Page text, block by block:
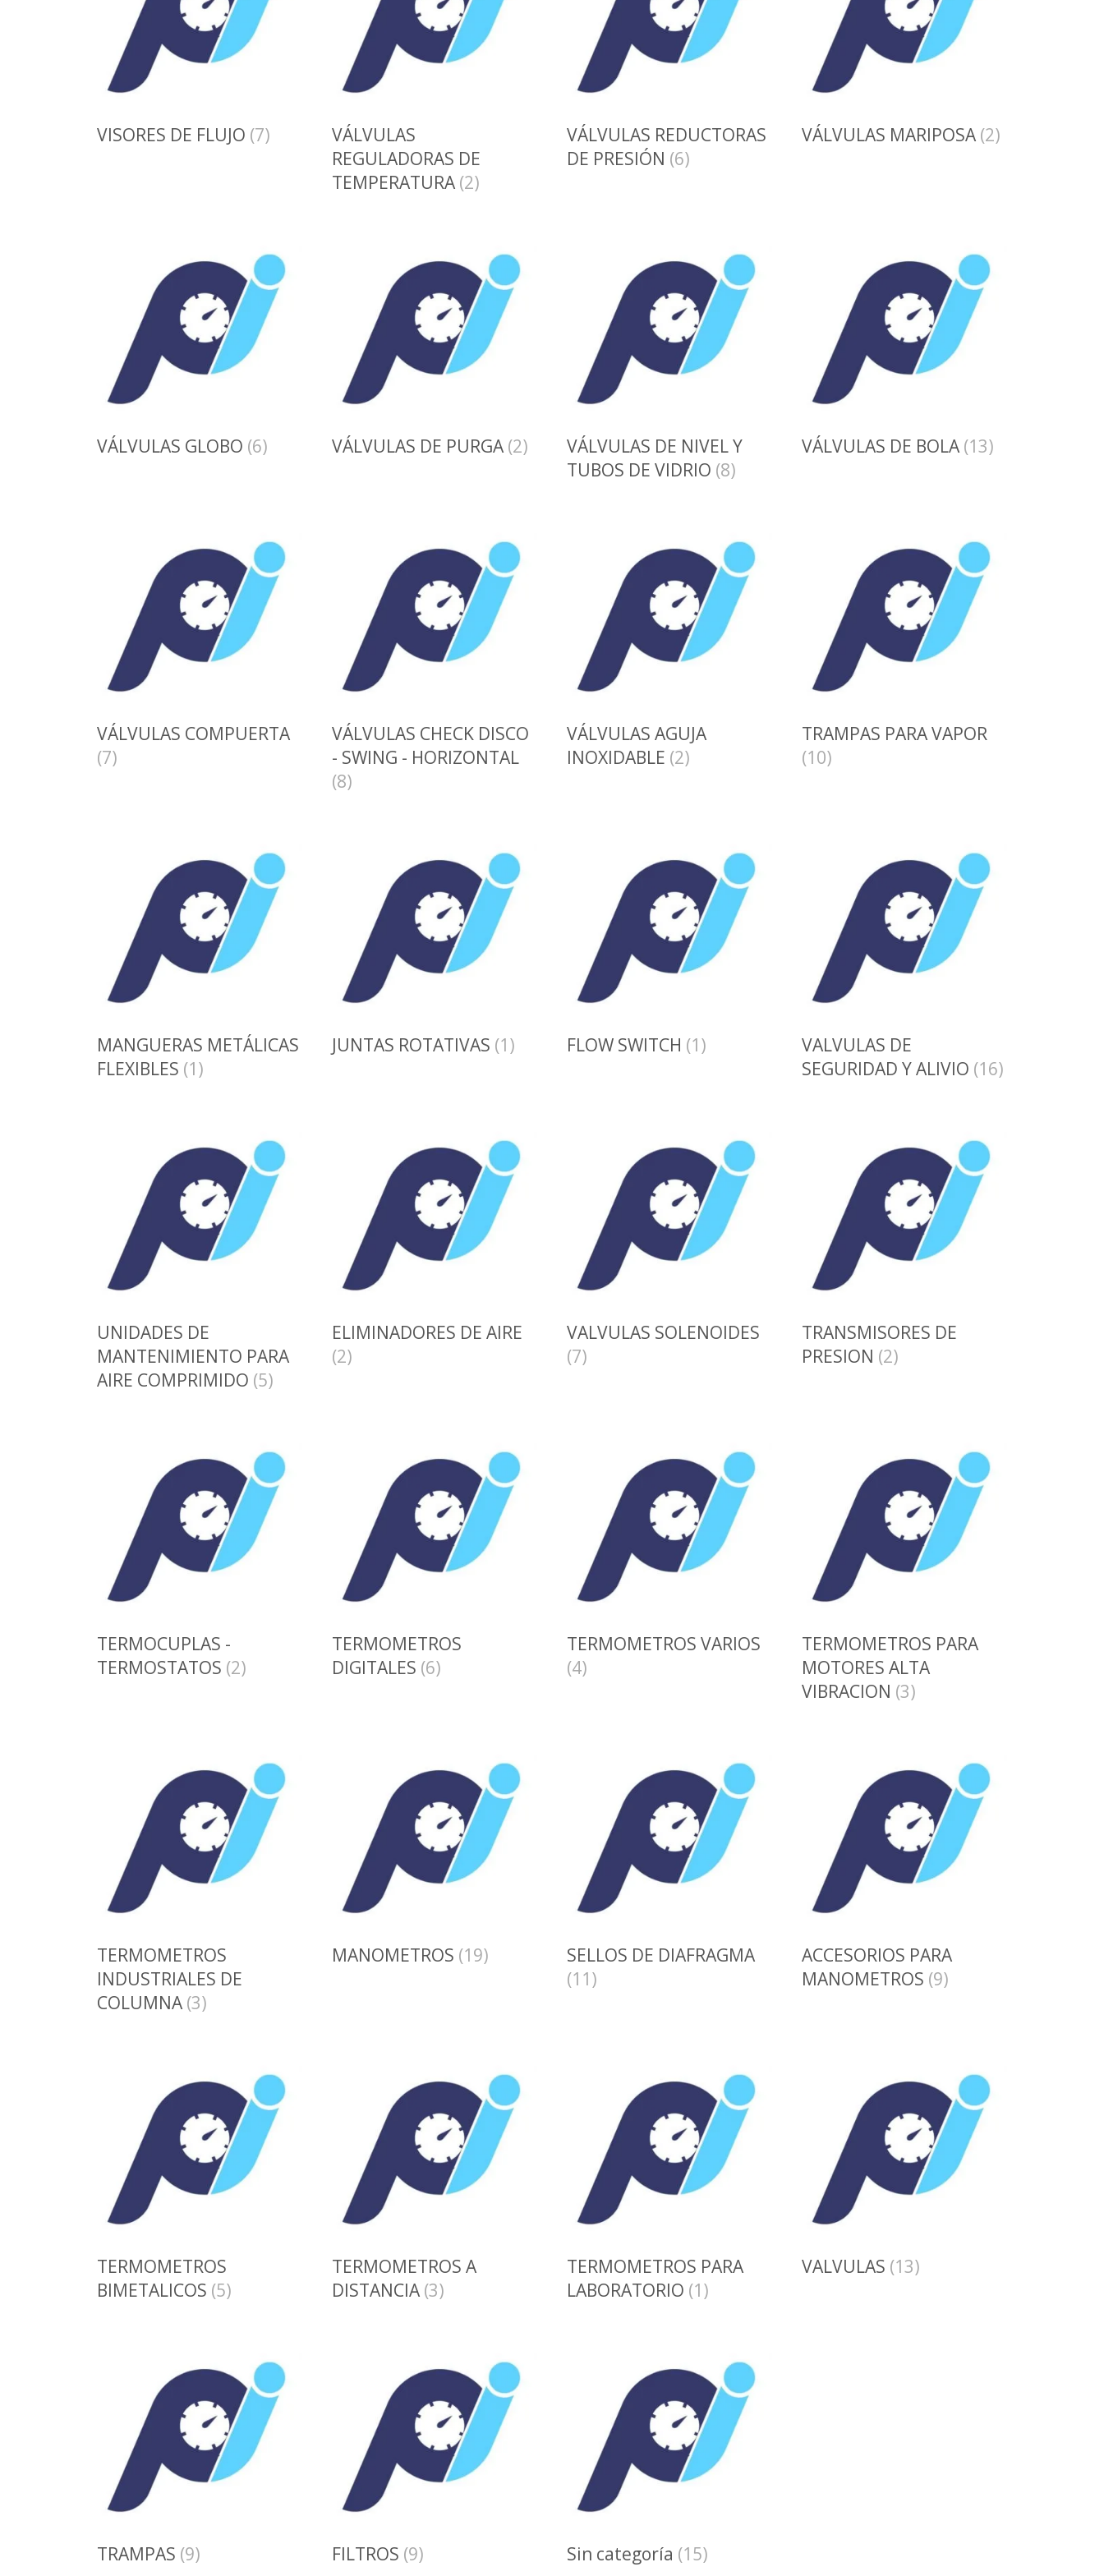
VISORES DE FLUJO (7)
VÁLVULAS
REGULADORAS DE
TEMPERATURA (2)
VÁLVULAS REDUCTORAS
DE PRESIÓN (6)
VÁLVULAS MARIPOSA (2)
VÁLVULAS GLOBO (6) VÁLVULAS DE PURGA (2)
VÁLVULAS DE NIVEL Y
TUBOS DE VIDRIO (8)
VÁLVULAS DE BOLA (13)
VÁLVULAS COMPUERTA
(7)
VÁLVULAS CHECK DISCO
- SWING - HORIZONTAL
(8)
VÁLVULAS AGUJA
INOXIDABLE (2)
TRAMPAS PARA VAPOR
(10)
MANGUERAS METÁLICAS
FLEXIBLES (1)
JUNTAS ROTATIVAS (1) FLOW SWITCH (1)
VALVULAS DE
SEGURIDAD Y ALIVIO (16)
UNIDADES DE
MANTENIMIENTO PARA
AIRE COMPRIMIDO (5)
ELIMINADORES DE AIRE
(2)
VALVULAS SOLENOIDES
(7)
TRANSMISORES DE
PRESION (2)
TERMOCUPLAS -
TERMOSTATOS (2)
TERMOMETROS
DIGITALES (6)
TERMOMETROS VARIOS
(4)
TERMOMETROS PARA
MOTORES ALTA
VIBRACION (3)
TERMOMETROS
INDUSTRIALES DE
COLUMNA (3)
MANOMETROS (19)
SELLOS DE DIAFRAGMA
(11)
ACCESORIOS PARA
MANOMETROS (9)
TERMOMETROS
BIMETALICOS (5)
TERMOMETROS A
DISTANCIA (3)
TERMOMETROS PARA
LABORATORIO (1)
VALVULAS (13)
TRAMPAS (9) FILTROS (9) Sin categoría (15)